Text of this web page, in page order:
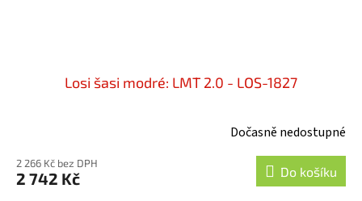
Losi šasi modré: LMT 2.0 - LOS-1827
Dočasně nedostupné
2 266 Kč bez DPH
2 742 Kč Do košíku